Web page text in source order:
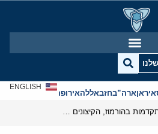
איראןארה”בחזבאללהאירופהאנטישמיות
ENGLISH